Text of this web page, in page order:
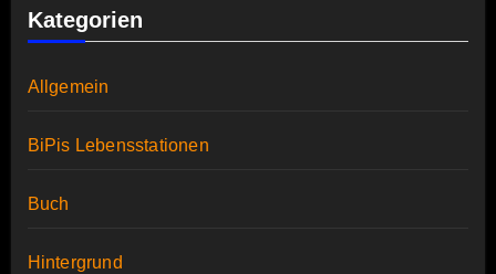
Kategorien
Allgemein
BiPis Lebensstationen
Buch
Hintergrund